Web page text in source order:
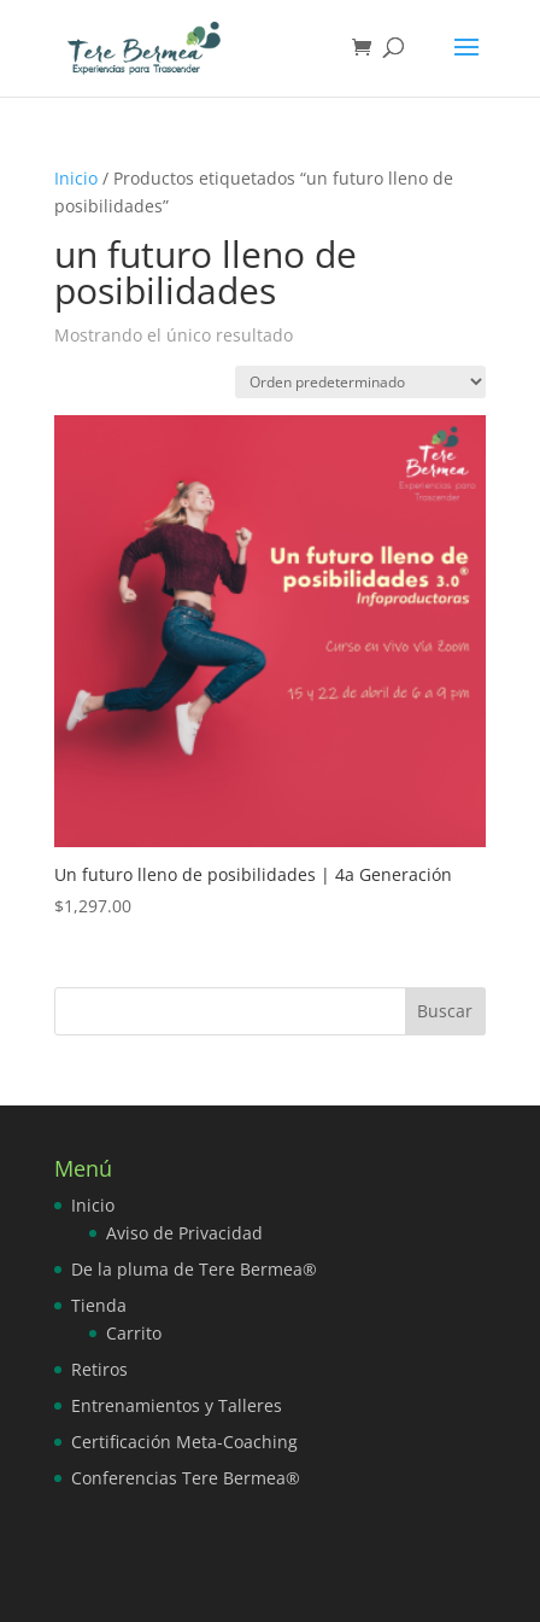
Inicio/ Productos etiquetados “un futuro lleno de
posibilidades”
un futuro lleno de
posibilidades
Mostrando el único resultado
Un futuro lleno de posibilidades | 4a Generación
$1,297.00
Menú
Inicio
Aviso de Privacidad
De la pluma de Tere Bermea®
Tienda
Carrito
Retiros
Entrenamientos y Talleres
Certificación Meta-Coaching
Conferencias Tere Bermea®